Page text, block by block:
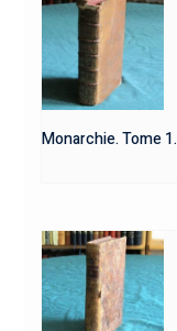
Monarchie. Tome 1.